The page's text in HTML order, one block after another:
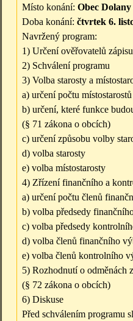
Místo konání: Obec
Doba konání: čtvrtek 6.
Navržený program:
1) Určení ověřovatelů
2) Schválení programu
3) Volba starosty a
a) určení počtu místostarostů
b) určení, které funkce
(§ 71 zákona o obcích)
c) určení způsobu volby
d) volba starosty
e) volba místostarosty
4) Zřízení finančního a
a) určení počtu členů
b) volba předsedy
c) volba předsedy
d) volba členů finančního
e) volba členů kontrolního
5) Rozhodnutí o odměnách
(§ 72 zákona o obcích)
6) Diskuse
Před schválením programu